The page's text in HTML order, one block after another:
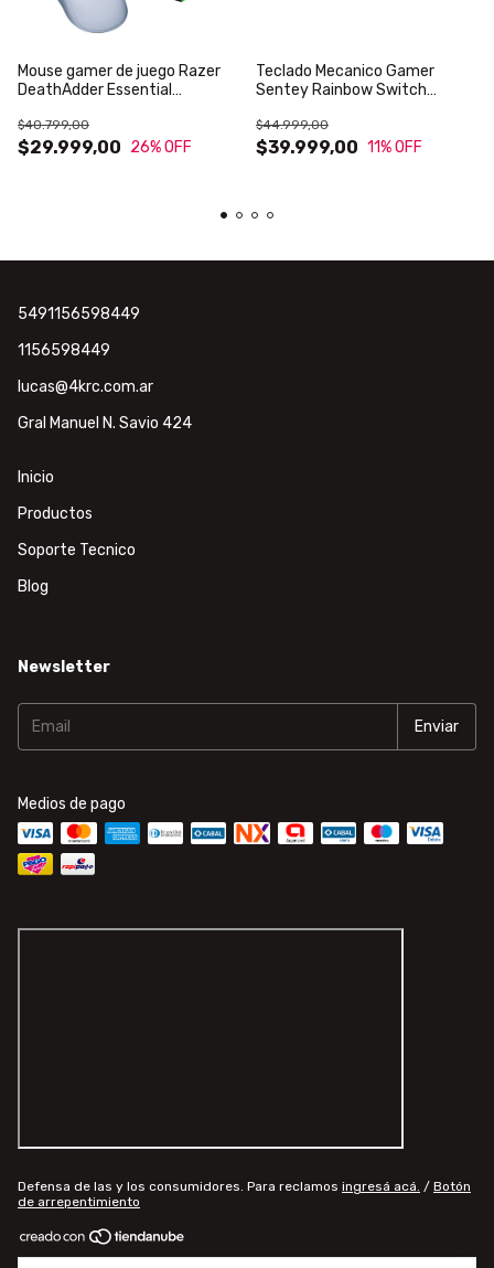
Mouse gamer de juego Razer
DeathAdder Essential
$29.999,00
$40.799,00
26% OFF
Teclado Mecanico Gamer
Sentey Rainbow Switch
$39.999,00
$44.999,00
11% OFF
5491156598449
1156598449
lucas@4krc.com.ar
Gral Manuel N. Savio 424
Inicio
Productos
Soporte Tecnico
Blog
Newsletter
Medios de pago
Defensa de las y los consumidores. Para reclamos ingresá acá. / Botón
de arrepentimiento
Copyright 4KRC - 30709829730 - 2026. Todos los derechos